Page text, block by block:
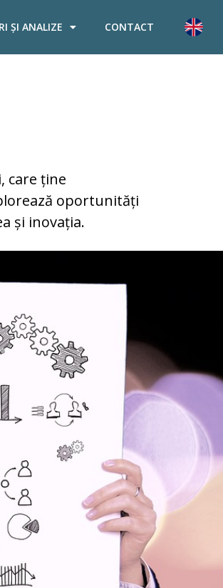
ȘI ANALIZE CONTACT
care ține
oportunități
și inovația.